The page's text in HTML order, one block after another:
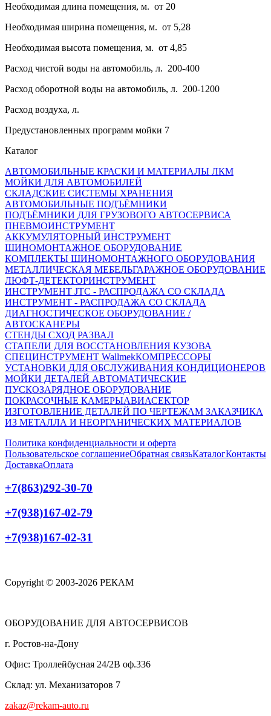
Необходимая длина помещения, м. от 20
Необходимая ширина помещения, м. от 5,28
Необходимая высота помещения, м. от 4,85
Расход чистой воды на автомобиль, л. 200-400
Расход оборотной воды на автомобиль, л. 200-1200
Расход воздуха, л.
Предустановленных программ мойки 7
Каталог
АВТОМОБИЛЬНЫЕ КРАСКИ И МАТЕРИАЛЫ ЛКМ
МОЙКИ ДЛЯ АВТОМОБИЛЕЙ
СКЛАДСКИЕ СИСТЕМЫ ХРАНЕНИЯ
АВТОМОБИЛЬНЫЕ ПОДЪЁМНИКИ
ПОДЪЁМНИКИ ДЛЯ ГРУЗОВОГО АВТОСЕРВИСА
ПНЕВМОИНСТРУМЕНТ
АККУМУЛЯТОРНЫЙ ИНСТРУМЕНТ
ШИНОМОНТАЖНОЕ ОБОРУДОВАНИЕ
КОМПЛЕКТЫ ШИНОМОНТАЖНОГО ОБОРУДОВАНИЯ
МЕТАЛЛИЧЕСКАЯ МЕБЕЛЬГАРАЖНОЕ ОБОРУДОВАНИЕ
ЛЮФТ-ДЕТЕКТОРИНСТРУМЕНТ
ИНСТРУМЕНТ JTC - РАСПРОДАЖА СО СКЛАДА
ИНСТРУМЕНТ - РАСПРОДАЖА СО СКЛАДА
ДИАГНОСТИЧЕСКОЕ ОБОРУДОВАНИЕ /
АВТОСКАНЕРЫ
СТЕНДЫ СХОД РАЗВАЛ
СТАПЕЛИ ДЛЯ ВОССТАНОВЛЕНИЯ КУЗОВА
СПЕЦИНСТРУМЕНТ WallmekКОМПРЕССОРЫ
УСТАНОВКИ ДЛЯ ОБСЛУЖИВАНИЯ КОНДИЦИОНЕРОВ
МОЙКИ ДЕТАЛЕЙ АВТОМАТИЧЕСКИЕ
ПУСКОЗАРЯДНОЕ ОБОРУДОВАНИЕ
ПОКРАСОЧНЫЕ КАМЕРЫАВИАСЕКТОР
ИЗГОТОВЛЕНИЕ ДЕТАЛЕЙ ПО ЧЕРТЕЖАМ ЗАКАЗЧИКА
ИЗ МЕТАЛЛА И НЕОРГАНИЧЕСКИХ МАТЕРИАЛОВ
Политика конфиденциальности и оферта
Пользовательское соглашениеОбратная связьКаталогКонтакты
ДоставкаОплата
+7(863)292-30-70
+7(938)167-02-79
+7(938)167-02-31
Copyright © 2003-2026 РЕКАМ
ОБОРУДОВАНИЕ ДЛЯ АВТОСЕРВИСОВ
г. Ростов-на-Дону
Офис: Троллейбусная 24/2В оф.336
Склад: ул. Механизаторов 7
zakaz@rekam-auto.ru